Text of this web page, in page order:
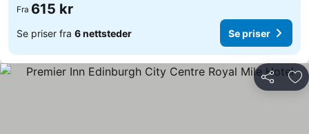
Fra 615 kr
Se priser fra 6 nettsteder Se priser
Del